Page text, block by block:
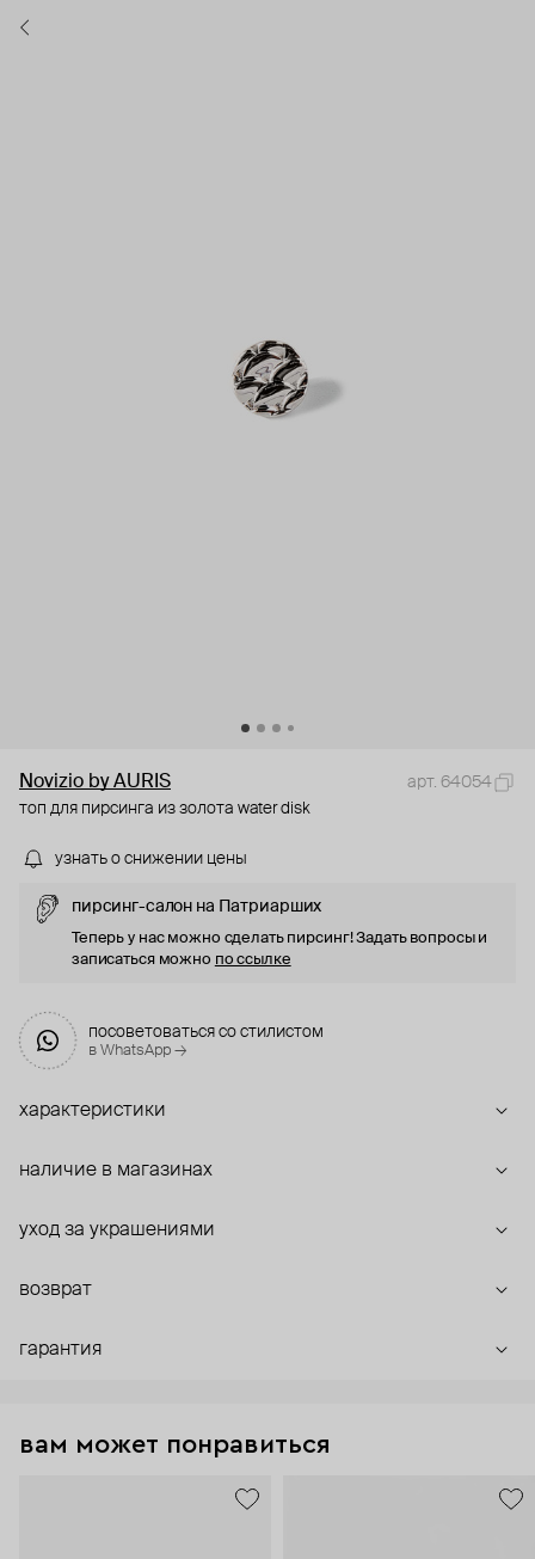
Novizio by AURIS
арт. 64054
топ для пирсинга из золота water disk
узнать о снижении цены
пирсинг-салон на Патриарших
Теперь у нас можно сделать пирсинг! Задать вопросы и
записаться можно по ссылке
посоветоваться со стилистом
в WhatsApp →
характеристики
наличие в магазинах
уход за украшениями
возврат
гарантия
вам может понравиться